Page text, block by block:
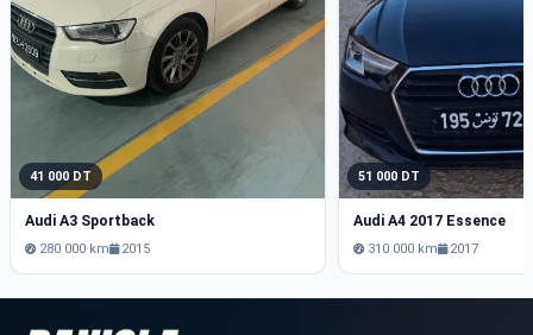
41 000 DT
Audi A3 Sportback
280 000 km 2015
51 000 DT
Audi A4 2017 Essence
310 000 km 2017